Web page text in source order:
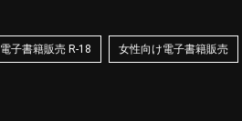
電子書籍販売 R-18 女性向け電子書籍販売